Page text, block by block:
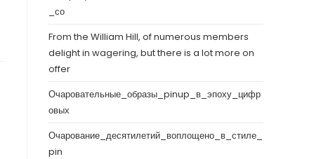
_со
From the William Hill, of numerous members
delight in wagering, but there is a lot more on
offer
Очаровательные_образы_pinup_в_эпоху_цифр
овых
Очарование_десятилетий_воплощено_в_стиле_
pin